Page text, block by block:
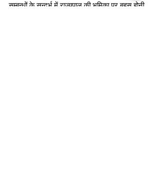
सम्बन्धों के सन्दर्भ में राज्यपाल की भूमिका पर बहस होनी